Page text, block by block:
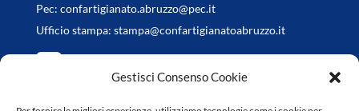
Gestisci Consenso Cookie
Pec: confartigianato.abruzzo@pec.it
Ufficio stampa: stampa@confartigianatoabruzzo.it